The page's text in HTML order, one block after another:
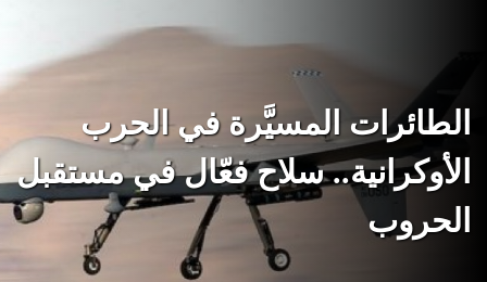
الطائرات المسيَّرة في الحرب
الأوكرانية.. سلاح فعّال في مستقبل
الحروب